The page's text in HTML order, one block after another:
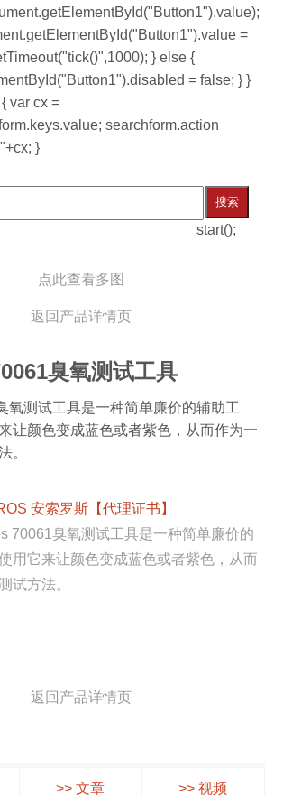
=
} else {
= false; } }
var cx =
searchform.action
}
搜索
start();
点此查看多图
返回产品详情页
臭氧测试工具
氧测试工具是一种简单廉价的辅助工
让颜色变成蓝色或者紫色，从而作为一
。
安索罗斯 【代理证书】
70061臭氧测试工具是一种简单廉价的
用它来让颜色变成蓝色或者紫色，从而
试方法。
返回产品详情页
>> 文章 >> 视频